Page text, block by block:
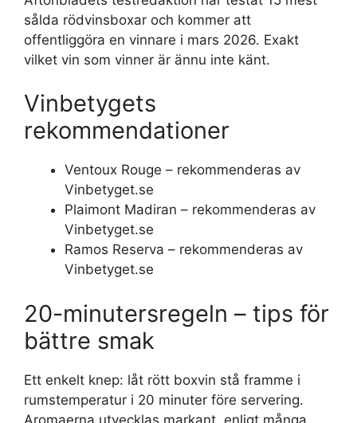
sålda rödvinsboxar och kommer att
offentliggöra en vinnare i mars 2026. Exakt
vilket vin som vinner är ännu inte känt.
Vinbetygets
rekommendationer
Ventoux Rouge – rekommenderas av
Vinbetyget.se
Plaimont Madiran – rekommenderas av
Vinbetyget.se
Ramos Reserva – rekommenderas av
Vinbetyget.se
20-minutersregeln – tips för
bättre smak
Ett enkelt knep: låt rött boxvin stå framme i
rumstemperatur i 20 minuter före servering.
Aromaerna utvecklas markant, enligt många